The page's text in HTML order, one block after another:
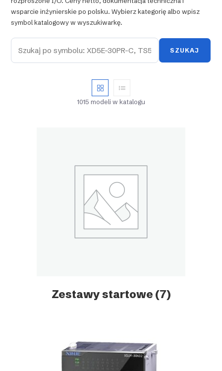
wsparcie inżynierskie po polsku. Wybierz kategorię albo wpisz
symbol katalogowy w wyszukiwarkę.
SZUKAJ
1015 modeli w katalogu
Zestawy startowe (7)